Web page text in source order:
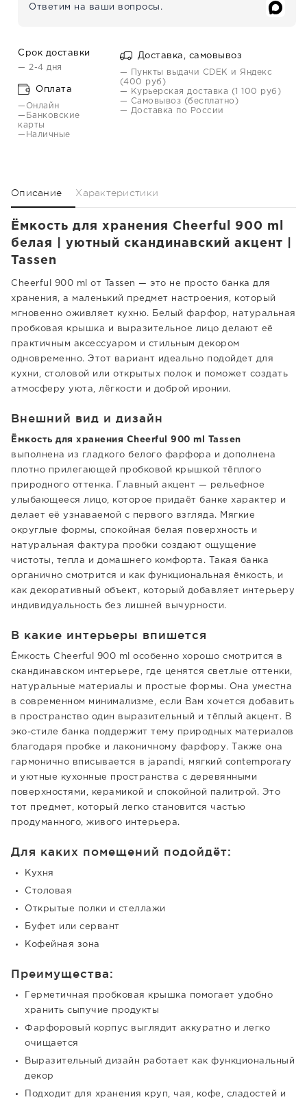
Ответим на ваши вопросы.
Срок доставки
— 2-4 дня
Оплата
—Онлайн
—Банковские
карты
—Наличные
Доставка, самовывоз
— Пункты выдачи CDEK и Яндекс
(400 руб)
— Курьерская доставка (1 100 руб)
— Самовывоз (бесплатно)
— Доставка по России
Описание Характеристики
Ёмкость для хранения Cheerful 900 ml
белая | уютный скандинавский акцент |
Tassen
Cheerful 900 ml от Tassen — это не просто банка для
хранения, а маленький предмет настроения, который
мгновенно оживляет кухню. Белый фарфор, натуральная
пробковая крышка и выразительное лицо делают её
практичным аксессуаром и стильным декором
одновременно. Этот вариант идеально подойдет для
кухни, столовой или открытых полок и поможет создать
атмосферу уюта, лёгкости и доброй иронии.
Внешний вид и дизайн
Ёмкость для хранения Cheerful 900 ml Tassen
выполнена из гладкого белого фарфора и дополнена
плотно прилегающей пробковой крышкой тёплого
природного оттенка. Главный акцент — рельефное
улыбающееся лицо, которое придаёт банке характер и
делает её узнаваемой с первого взгляда. Мягкие
округлые формы, спокойная белая поверхность и
натуральная фактура пробки создают ощущение
чистоты, тепла и домашнего комфорта. Такая банка
органично смотрится и как функциональная ёмкость, и
как декоративный объект, который добавляет интерьеру
индивидуальность без лишней вычурности.
В какие интерьеры впишется
Ёмкость Cheerful 900 ml особенно хорошо смотрится в
скандинавском интерьере, где ценятся светлые оттенки,
натуральные материалы и простые формы. Она уместна
в современном минимализме, если Вам хочется добавить
в пространство один выразительный и тёплый акцент. В
эко-стиле банка поддержит тему природных материалов
благодаря пробке и лаконичному фарфору. Также она
гармонично вписывается в japandi, мягкий contemporary
и уютные кухонные пространства с деревянными
поверхностями, керамикой и спокойной палитрой. Это
тот предмет, который легко становится частью
продуманного, живого интерьера.
Для каких помещений подойдёт:
Кухня
Столовая
Открытые полки и стеллажи
Буфет или сервант
Кофейная зона
Преимущества:
Герметичная пробковая крышка помогает удобно
хранить сыпучие продукты
Фарфоровый корпус выглядит аккуратно и легко
очищается
Выразительный дизайн работает как функциональный
декор
Подходит для хранения круп, чая, кофе, сладостей и